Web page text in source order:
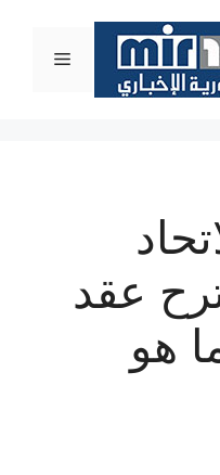
القائمة
عقد
هو